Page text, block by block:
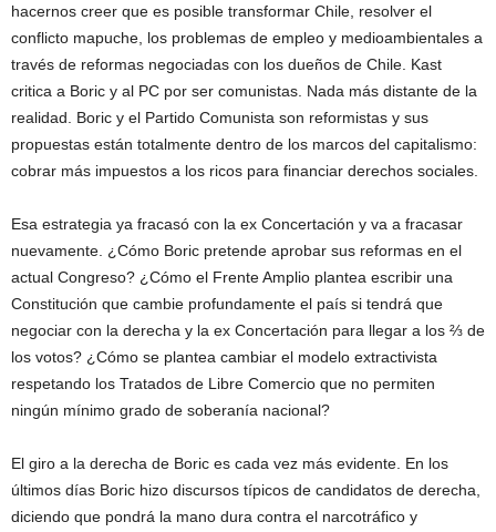
hacernos creer que es posible transformar Chile, resolver el
conflicto mapuche, los problemas de empleo y medioambientales a
través de reformas negociadas con los dueños de Chile. Kast
critica a Boric y al PC por ser comunistas. Nada más distante de la
realidad. Boric y el Partido Comunista son reformistas y sus
propuestas están totalmente dentro de los marcos del capitalismo:
cobrar más impuestos a los ricos para financiar derechos sociales.
Esa estrategia ya fracasó con la ex Concertación y va a fracasar
nuevamente. ¿Cómo Boric pretende aprobar sus reformas en el
actual Congreso? ¿Cómo el Frente Amplio plantea escribir una
Constitución que cambie profundamente el país si tendrá que
negociar con la derecha y la ex Concertación para llegar a los ⅔ de
los votos? ¿Cómo se plantea cambiar el modelo extractivista
respetando los Tratados de Libre Comercio que no permiten
ningún mínimo grado de soberanía nacional?
El giro a la derecha de Boric es cada vez más evidente. En los
últimos días Boric hizo discursos típicos de candidatos de derecha,
diciendo que pondrá la mano dura contra el narcotráfico y